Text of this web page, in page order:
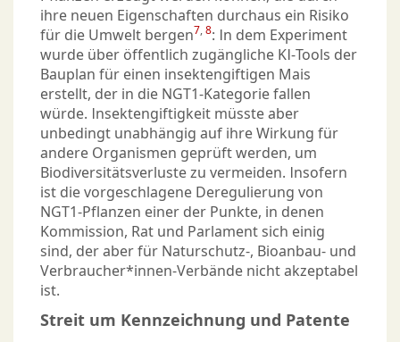
ihre neuen Eigenschaften durchaus ein Risiko
für die Umwelt bergen7 8: In dem Experiment
wurde über öffentlich zugängliche KI-Tools der
Bauplan für einen insektengiftigen Mais
erstellt, der in die NGT1-Kategorie fallen
würde. Insektengiftigkeit müsste aber
unbedingt unabhängig auf ihre Wirkung für
andere Organismen geprüft werden, um
Biodiversitätsverluste zu vermeiden. Insofern
ist die vorgeschlagene Deregulierung von
NGT1-Pflanzen einer der Punkte, in denen
Kommission, Rat und Parlament sich einig
sind, der aber für Naturschutz-, Bioanbau- und
Verbraucher*innen-Verbände nicht akzeptabel
ist.
Streit um Kennzeichnung und Patente